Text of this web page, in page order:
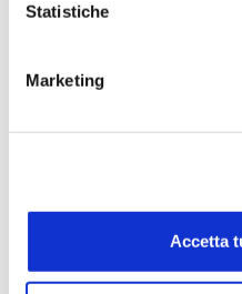
Statistiche
Marketing
Accetta
GESTIONE